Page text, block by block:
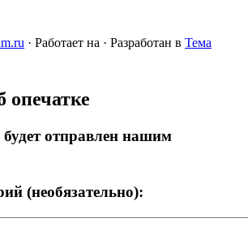
· Работает на · Разработан в Тема
опечатке
отправлен нашим
(необязательно):